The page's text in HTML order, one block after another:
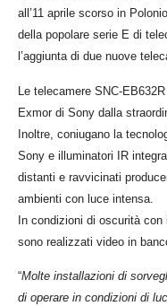
all’11 aprile scorso in
della popolare serie E di
l’aggiunta di due nuove
Le telecamere SNC-
Exmor di Sony dalla
Inoltre, coniugano la
Sony e illuminatori IR
distanti e ravvicinati
ambienti con luce intensa.
In condizioni di oscurità
sono realizzati video in
“Molte installazioni di
di operare in condizioni di